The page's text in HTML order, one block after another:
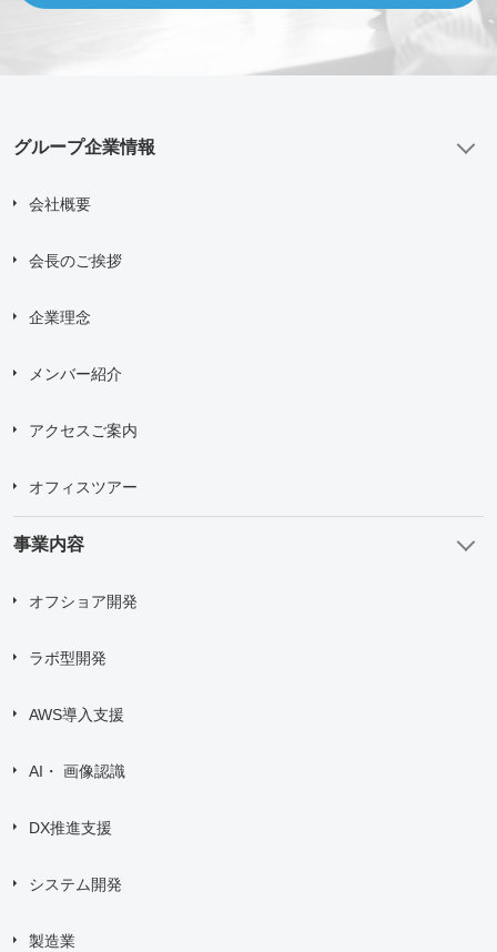
グループ企業情報
会社概要
会長のご挨拶
企業理念
メンバー紹介
アクセスご案内
オフィスツアー
事業内容
オフショア開発
ラボ型開発
AWS導入支援
AI・ 画像認識
DX推進支援
システム開発
製造業